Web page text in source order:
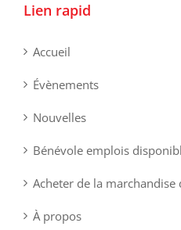
Lien rapid
Accueil
Évènements
Nouvelles
Bénévole emplois
Acheter de la marchandise
À propos